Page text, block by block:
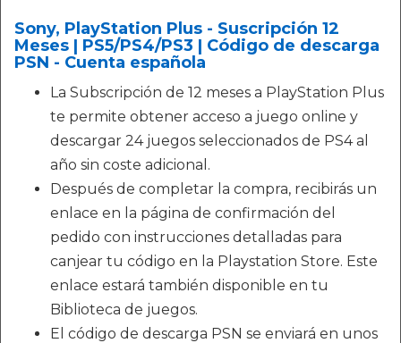
Sony, PlayStation Plus - Suscripción 12
Meses | PS5/PS4/PS3 | Código de descarga
PSN - Cuenta española
La Subscripción de 12 meses a PlayStation Plus
te permite obtener acceso a juego online y
descargar 24 juegos seleccionados de PS4 al
año sin coste adicional.
Después de completar la compra, recibirás un
enlace en la página de confirmación del
pedido con instrucciones detalladas para
canjear tu código en la Playstation Store. Este
enlace estará también disponible en tu
Biblioteca de juegos.
El código de descarga PSN se enviará en unos